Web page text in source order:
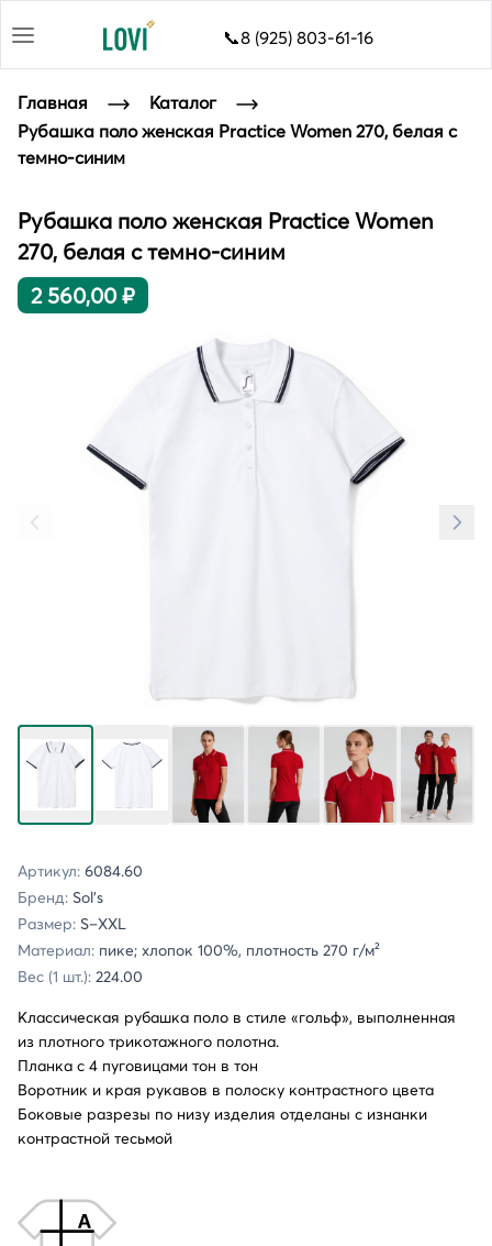
📞8 (925) 803-61-16
Главная
Каталог
Рубашка поло женская Practice Women 270, белая с
темно-синим
Рубашка поло женская Practice Women
270, белая с темно-синим
2 560,00 ₽
Артикул: 6084.60
Бренд: Sol's
Размер: S–XXL
Материал: пике; хлопок 100%, плотность 270 г/м²
Вес (1 шт.): 224.00
Классическая рубашка поло в стиле «гольф», выполненная
из плотного трикотажного полотна.
Планка с 4 пуговицами тон в тон
Воротник и края рукавов в полоску контрастного цвета
Боковые разрезы по низу изделия отделаны с изнанки
контрастной тесьмой